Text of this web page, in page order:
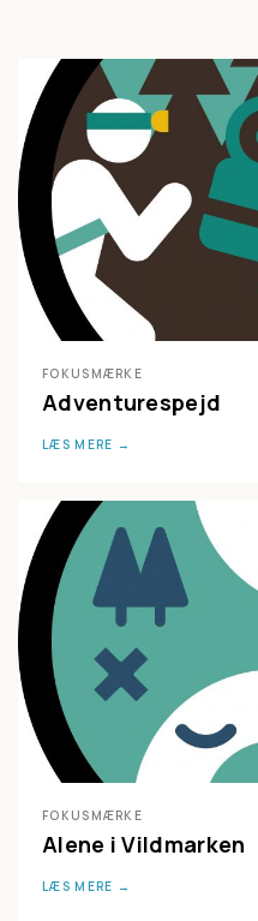
FOKUSMÆRKE
Adventurespejd
LÆS MERE
FOKUSMÆRKE
Alene i Vildmarken
LÆS MERE